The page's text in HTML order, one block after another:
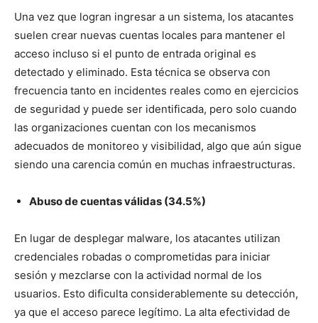
Una vez que logran ingresar a un sistema, los atacantes
suelen crear nuevas cuentas locales para mantener el
acceso incluso si el punto de entrada original es
detectado y eliminado. Esta técnica se observa con
frecuencia tanto en incidentes reales como en ejercicios
de seguridad y puede ser identificada, pero solo cuando
las organizaciones cuentan con los mecanismos
adecuados de monitoreo y visibilidad, algo que aún sigue
siendo una carencia común en muchas infraestructuras.
Abuso de cuentas válidas (34.5%)
En lugar de desplegar malware, los atacantes utilizan
credenciales robadas o comprometidas para iniciar
sesión y mezclarse con la actividad normal de los
usuarios. Esto dificulta considerablemente su detección,
ya que el acceso parece legítimo. La alta efectividad de